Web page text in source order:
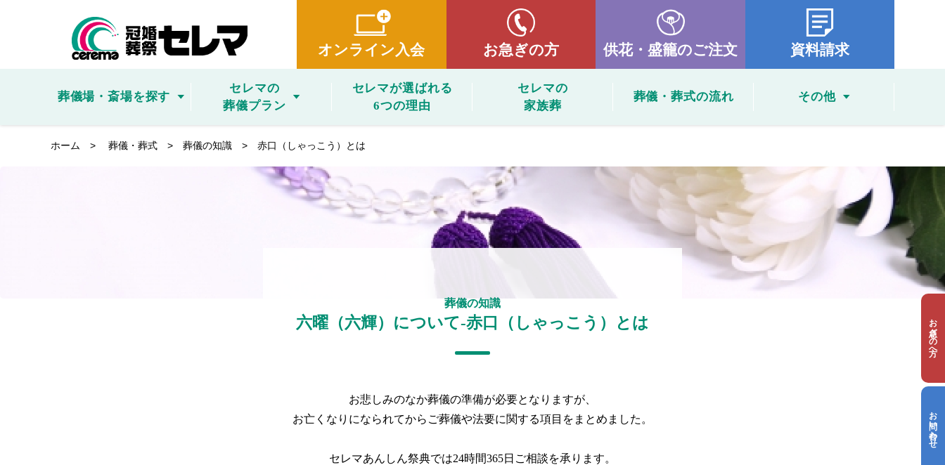
オンライン入会 お急ぎの方 供花・盛籠のご注文 資料請求
葬儀場・斎場を探す
セレマの
葬儀プラン
セレマが選ばれる
6つの理由
セレマの
家族葬
葬儀・葬式の流れ その他
お急ぎの方へ
お問い合わせ
ホーム > 葬儀・葬式 > 葬儀の知識 > 赤口（しゃっこう）とは
葬儀の知識
六曜（六輝）について-赤口（しゃっこう）とは
お悲しみのなか葬儀の準備が必要となりますが、
お亡くなりになられてからご葬儀や法要に関する項目をまとめました。
セレマあんしん祭典では24時間365日ご相談を承ります。